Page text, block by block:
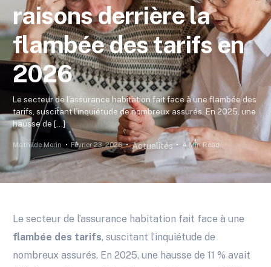
raisons derrière la
flambée des tarifs en
2026
Le secteur de l’assurance habitation fait face à une flambée des
tarifs, suscitant l’inquiétude de nombreux assurés. En 2025, une
hausse de […]
Mathilde Morin Février 23, 2026 Actualités 4 Min Read
Le secteur de l’assurance habitation fait face à une
flambée des tarifs, suscitant l’inquiétude de
nombreux assurés. En 2025, une hausse de 11 % avait